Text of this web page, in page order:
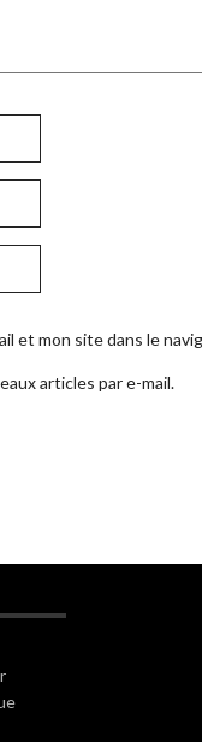
et mon site dans le
articles par e-mail.